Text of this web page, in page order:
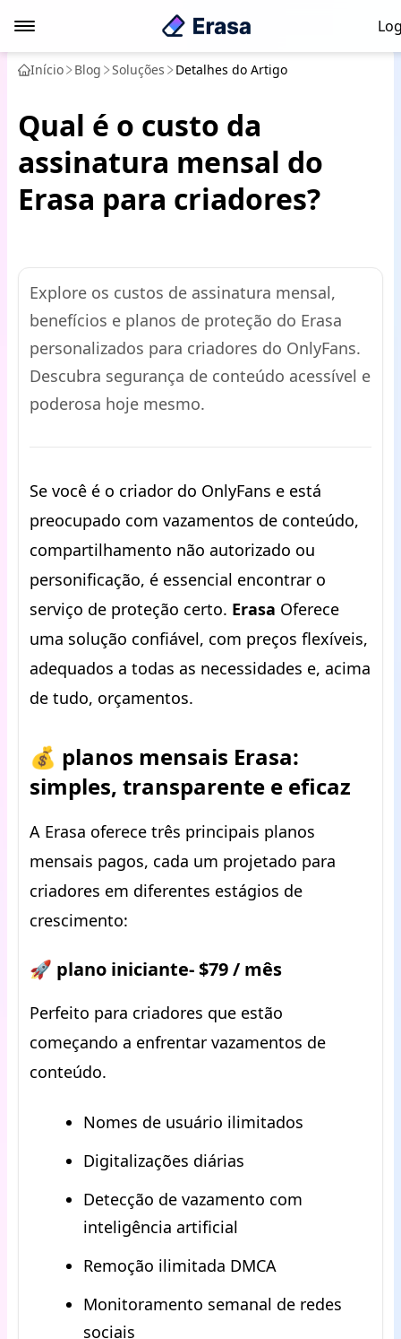
Início Blog Soluções Detalhes do Artigo
Qual é o custo da
assinatura mensal do
Erasa para criadores?
Explore os custos de assinatura mensal,
benefícios e planos de proteção do Erasa
personalizados para criadores do OnlyFans.
Descubra segurança de conteúdo acessível e
poderosa hoje mesmo.
Se você é o criador do OnlyFans e está
preocupado com vazamentos de conteúdo,
compartilhamento não autorizado ou
personificação, é essencial encontrar o
serviço de proteção certo. Erasa Oferece
uma solução confiável, com preços flexíveis,
adequados a todas as necessidades e, acima
de tudo, orçamentos.
💰 planos mensais Erasa:
simples, transparente e eficaz
A Erasa oferece três principais planos
mensais pagos, cada um projetado para
criadores em diferentes estágios de
crescimento:
🚀 plano iniciante- $79 / mês
Perfeito para criadores que estão
começando a enfrentar vazamentos de
conteúdo.
Nomes de usuário ilimitados
Digitalizações diárias
Detecção de vazamento com
inteligência artificial
Remoção ilimitada DMCA
Monitoramento semanal de redes
sociais